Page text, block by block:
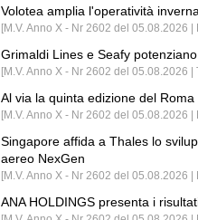
Volotea amplia l'operatività
[M.V. Anno X - Nr 2602 del 05.08.2026 |
Grimaldi Lines e Seafy
[M.V. Anno X - Nr 2602 del 05.08.2026 |
Al via la quinta edizione del
[M.V. Anno X - Nr 2602 del 05.08.2026 |
Singapore affida a Thales lo
aereo NexGen
[M.V. Anno X - Nr 2602 del 05.08.2026
ANA HOLDINGS presenta i